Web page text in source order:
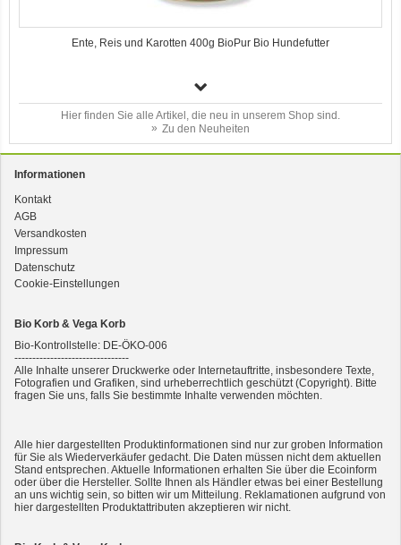
Ente, Reis und Karotten 400g BioPur Bio Hundefutter
3er-SET Bio Sticks Soft (weiche Hundeleckerli) Huhn 150g Dog's Love
Hier finden Sie alle Artikel, die neu in unserem Shop sind.
Zu den Neuheiten
Informationen
Kontakt
AGB
Versandkosten
Impressum
Datenschutz
Cookie-Einstellungen
Bio Korb & Vega Korb
Bio-Kontrollstelle: DE-ÖKO-006
--------------------------------
Alle Inhalte unserer Druckwerke oder Internetauftritte, insbesondere Texte,
Fotografien und Grafiken, sind urheberrechtlich geschützt (Copyright). Bitte
fragen Sie uns, falls Sie bestimmte Inhalte verwenden möchten.
Alle hier dargestellten Produktinformationen sind nur zur groben Information
für Sie als Wiederverkäufer gedacht. Die Daten müssen nicht dem aktuellen
Stand entsprechen. Aktuelle Informationen erhalten Sie über die Ecoinform
oder über die Hersteller. Sollte Ihnen als Händler etwas bei einer Bestellung
an uns wichtig sein, so bitten wir um Mitteilung. Reklamationen aufgrund von
hier dargestellten Produktattributen akzeptieren wir nicht.